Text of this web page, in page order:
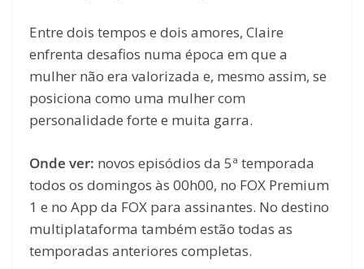
Entre dois tempos e dois amores, Claire
enfrenta desafios numa época em que a
mulher não era valorizada e, mesmo assim, se
posiciona como uma mulher com
personalidade forte e muita garra.
Onde ver: novos episódios da 5ª temporada
todos os domingos às 00h00, no FOX Premium
1 e no App da FOX para assinantes. No destino
multiplataforma também estão todas as
temporadas anteriores completas.